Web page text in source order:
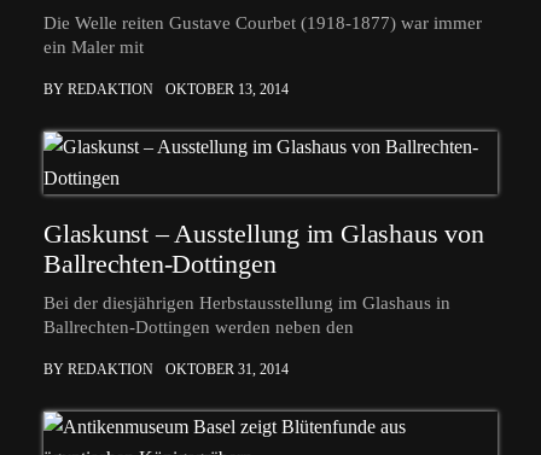
Die Welle reiten Gustave Courbet (1918-1877) war immer
ein Maler mit
BY REDAKTION OKTOBER 13, 2014
Glaskunst – Ausstellung im Glashaus von
Ballrechten-Dottingen
Bei der diesjährigen Herbstausstellung im Glashaus in
Ballrechten-Dottingen werden neben den
BY REDAKTION OKTOBER 31, 2014